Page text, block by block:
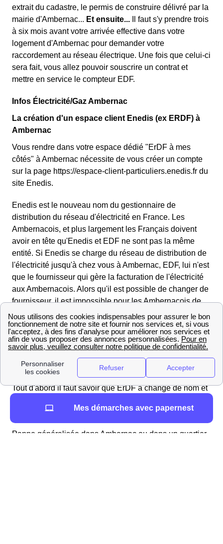
extrait du cadastre, le permis de construire délivré par la
mairie d'Ambernac... Et ensuite... Il faut s'y prendre trois
à six mois avant votre arrivée effective dans votre
logement d'Ambernac pour demander votre
raccordement au réseau électrique. Une fois que celui-ci
sera fait, vous allez pouvoir souscrire un contrat et
mettre en service le compteur EDF.
Infos Électricité/Gaz Ambernac
La création d'un espace client Enedis (ex ERDF) à
Ambernac
Vous rendre dans votre espace dédié "ErDF à mes
côtés" à Ambernac nécessite de vous créer un compte
sur la page https://espace-client-particuliers.enedis.fr du
site Enedis.
Enedis est le nouveau nom du gestionnaire de
distribution du réseau d'électricité en France. Les
Ambernacois, et plus largement les Français doivent
avoir en tête qu'Enedis et EDF ne sont pas la même
entité. Si Enedis se charge du réseau de distribution de
l'électricité jusqu'à chez vous à Ambernac, EDF, lui n'est
que le fournisseur qui gère la facturation de l'électricité
aux Ambernacois. Alors qu'il est possible de changer de
fournisseur, il est impossible pour les Ambernacois de
choisir le distributeur d'électricité. Pour en savoir
d'avantage vous pouvez vous rendre sur la page internet
d'Enedis.
Vers qui se tourner en cas de panne ou de coupure
d'électricité à Ambernac ?
Tout d'abord il faut savoir que ErDF a changé de nom et
d'électricité deux cas de figures existent
Panne généralisée dans Ambernac ou dans un quartier
Mes démarches avec papernest